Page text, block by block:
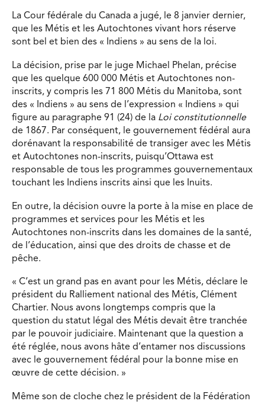
La Cour fédérale du Canada a jugé, le 8 janvier dernier,
que les Métis et les Autochtones vivant hors réserve
sont bel et bien des « Indiens » au sens de la loi.
La décision, prise par le juge Michael Phelan, précise
que les quelque 600 000 Métis et Autochtones non-
inscrits, y compris les 71 800 Métis du Manitoba, sont
des « Indiens » au sens de l’expression « Indiens » qui
figure au paragraphe 91 (24) de la Loi constitutionnelle
de 1867. Par conséquent, le gouvernement fédéral aura
dorénavant la responsabilité de transiger avec les Métis
et Autochtones non-inscrits, puisqu’Ottawa est
responsable de tous les programmes gouvernementaux
touchant les Indiens inscrits ainsi que les Inuits.
En outre, la décision ouvre la porte à la mise en place de
programmes et services pour les Métis et les
Autochtones non-inscrits dans les domaines de la santé,
de l’éducation, ainsi que des droits de chasse et de
pêche.
« C’est un grand pas en avant pour les Métis, déclare le
président du Ralliement national des Métis, Clément
Chartier. Nous avons longtemps compris que la
question du statut légal des Métis devait être tranchée
par le pouvoir judiciaire. Maintenant que la question a
été réglée, nous avons hâte d’entamer nos discussions
avec le gouvernement fédéral pour la bonne mise en
œuvre de cette décision. »
Même son de cloche chez le président de la Fédération